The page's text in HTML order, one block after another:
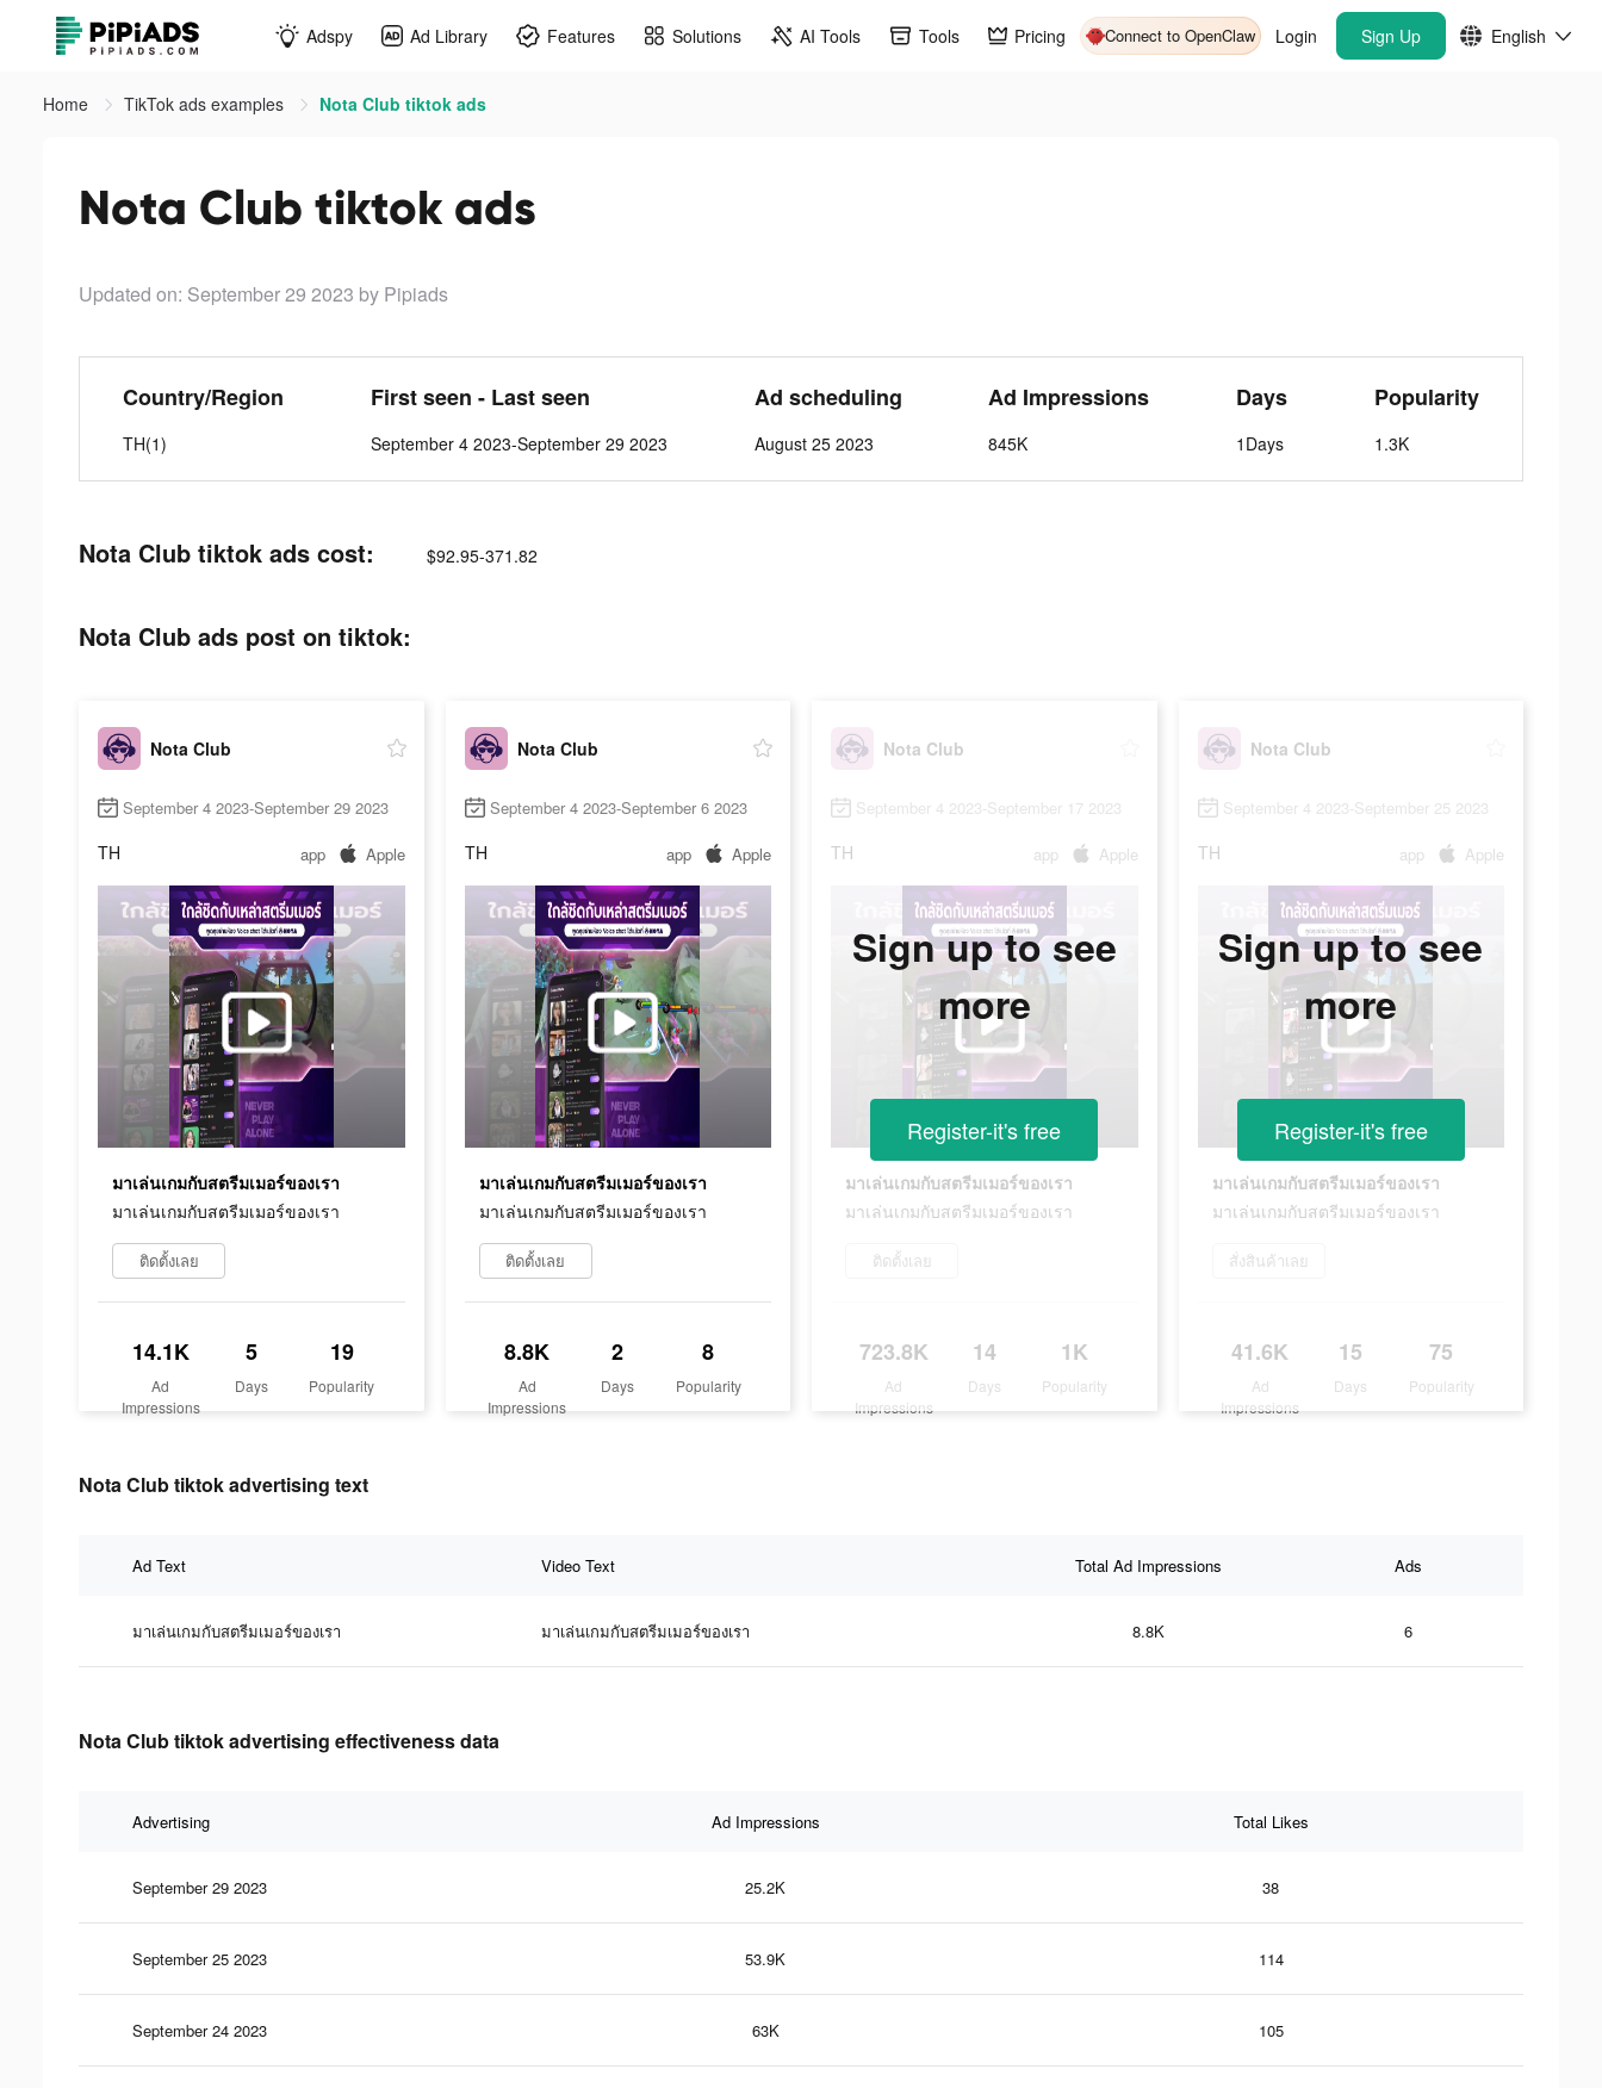
Adspy Ad Library Features Solutions AI Tools Tools Pricing Connect to OpenClaw Login Sign Up English
Home TikTok ads examples Nota Club tiktok ads
Nota Club tiktok ads
Updated on: September 29 2023 by Pipiads
Country/Region
TH(1)
First seen - Last seen
September 4 2023-September 29 2023
Ad scheduling
August 25 2023
Ad Impressions
845K
Days
1Days
Popularity
1.3K
Nota Club tiktok ads cost: $92.95-371.82
Nota Club ads post on tiktok:
Nota Club
September 4 2023-September 29 2023
TH app Apple
มาเล่นเกมกับสตรีมเมอร์ของเรา
มาเล่นเกมกับสตรีมเมอร์ของเรา
ติดตั้งเลย
14.1K
Ad
Impressions
5
Days
19
Popularity
Nota Club
September 4 2023-September 6 2023
TH app Apple
มาเล่นเกมกับสตรีมเมอร์ของเรา
มาเล่นเกมกับสตรีมเมอร์ของเรา
ติดตั้งเลย
8.8K
Ad
Impressions
2
Days
8
Popularity
Nota Club
September 4 2023-September 17 2023
TH app Apple
มาเล่นเกมกับสตรีมเมอร์ของเรา
มาเล่นเกมกับสตรีมเมอร์ของเรา
ติดตั้งเลย
723.8K
Ad
Impressions
14
Days
1K
Popularity
Sign up to see
more
Register-it's free
Nota Club
September 4 2023-September 25 2023
TH app Apple
มาเล่นเกมกับสตรีมเมอร์ของเรา
มาเล่นเกมกับสตรีมเมอร์ของเรา
สั่งสินค้าเลย
41.6K
Ad
Impressions
15
Days
75
Popularity
Sign up to see
more
Register-it's free
Nota Club tiktok advertising text
Ad Text Video Text Total Ad Impressions Ads
มาเล่นเกมกับสตรีมเมอร์ของเรา มาเล่นเกมกับสตรีมเมอร์ของเรา 8.8K 6
Nota Club tiktok advertising effectiveness data
Advertising Ad Impressions Total Likes
September 29 2023 25.2K 38
September 25 2023 53.9K 114
September 24 2023 63K 105